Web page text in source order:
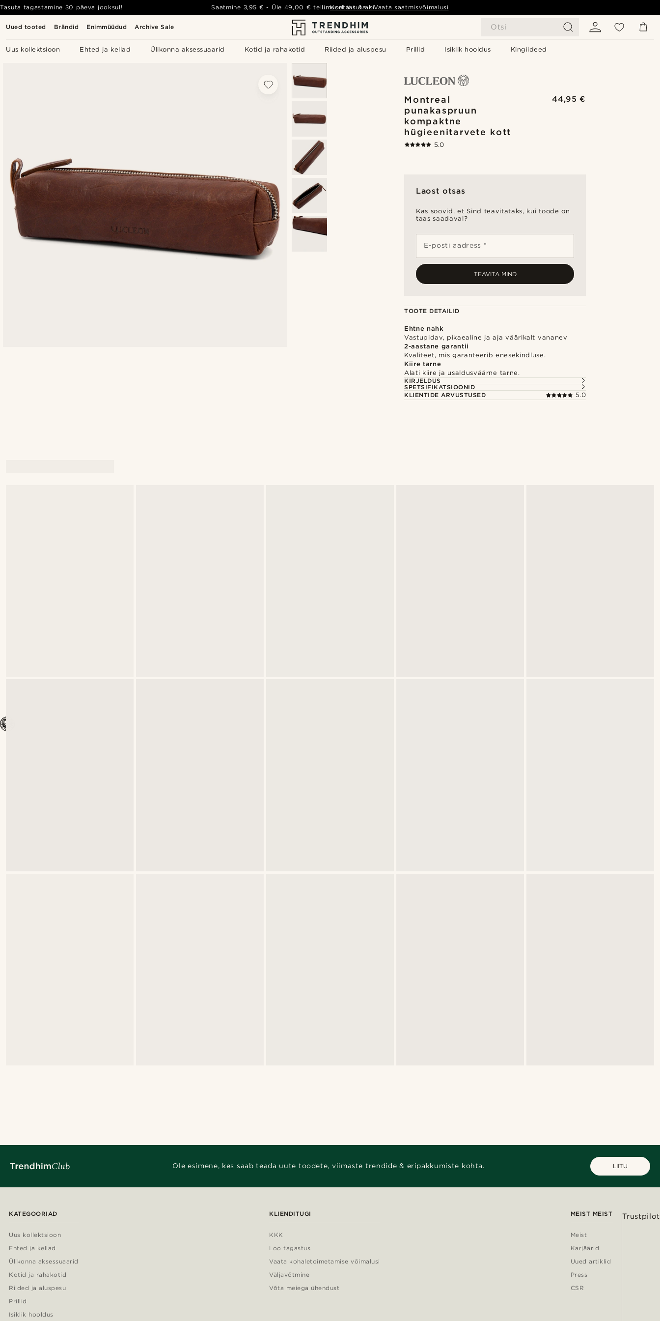
Uued tooted Brändid Enimmüüdud Archive Sale Otsi
Uus kollektsioon Ehted ja kellad Ülikonna aksessuaarid Kotid ja rahakotid Riided ja aluspesu Prillid Isiklik hooldus Kingiideed
Tasuta tagastamine 30 päeva jooksul! Saatmine 3,95 € - Üle 49,00 € tellimusel tasuta- Vaata saatmisvõimalusi
Kontakt & abi
Montreal
punakaspruun
kompaktne
hügieenitarvete kott
44,95 €
5.0
Laost otsas
Kas soovid, et Sind teavitataks, kui toode on
taas saadaval?
E-posti aadress *
TEAVITA MIND
TOOTE DETAILID
Ehtne nahk
Vastupidav, pikaealine ja aja väärikalt vananev
2-aastane garantii
Kvaliteet, mis garanteerib enesekindluse.
Kiire tarne
Alati kiire ja usaldusväärne tarne.
KIRJELDUS
SPETSIFIKATSIOONID
KLIENTIDE ARVUSTUSED
5.0
Ole esimene, kes saab teada uute toodete, viimaste trendide & eripakkumiste kohta. LIITU
KATEGOORIAD
Uus kollektsioon
Ehted ja kellad
Ülikonna aksessuaarid
Kotid ja rahakotid
Riided ja aluspesu
Prillid
Isiklik hooldus
KLIENDITUGI
KKK
Loo tagastus
Vaata kohaletoimetamise võimalusi
Väljavõtmine
Võta meiega ühendust
MEIST MEIST
Meist
Karjäärid
Uued artiklid
Press
CSR
Trustpilot